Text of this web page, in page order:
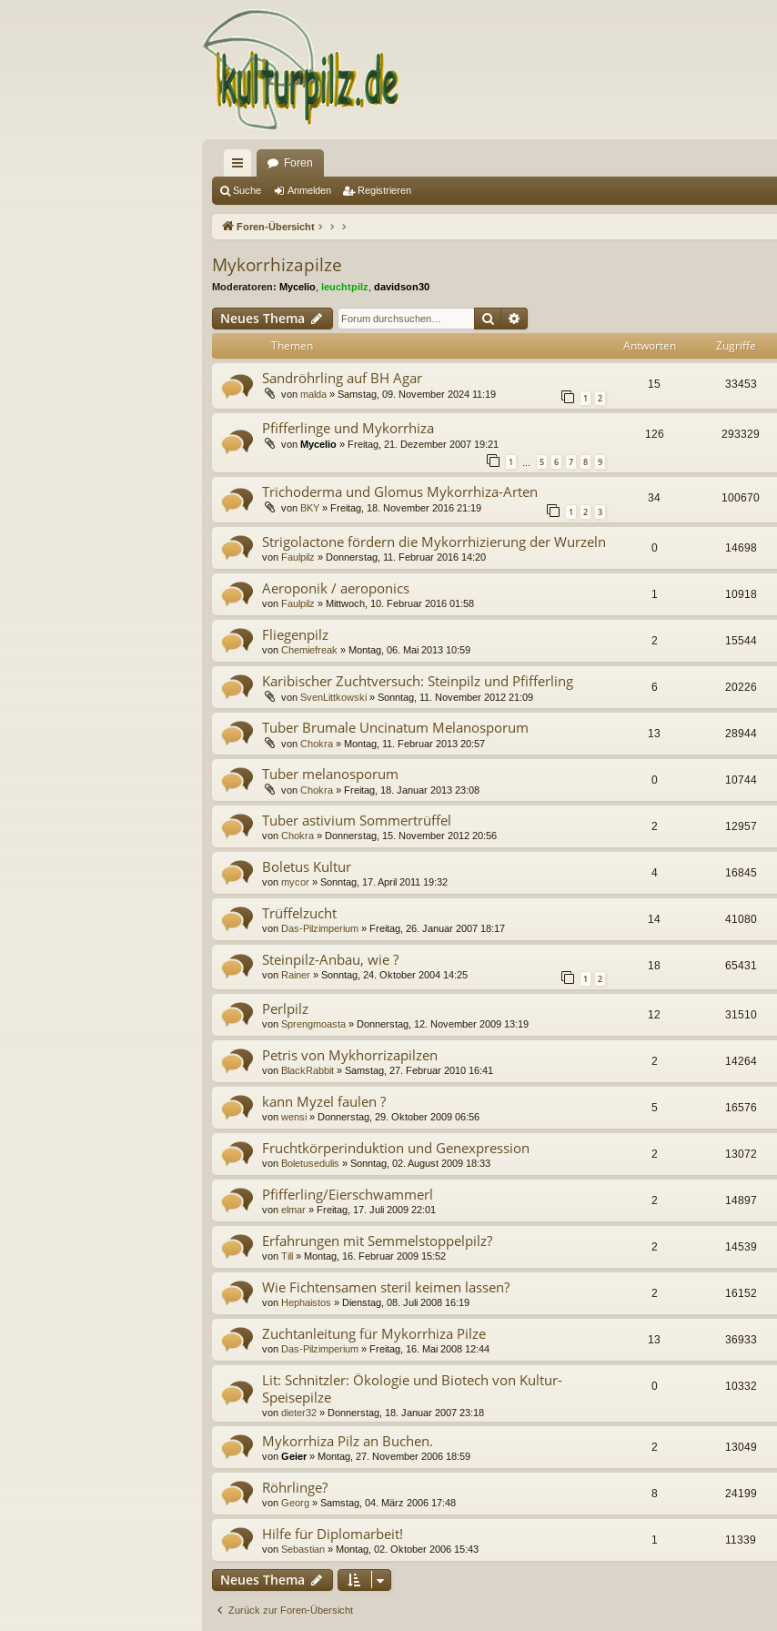
ch
ne
ug
Foren
Suche Anmelden Registrieren
Foren-Übersicht
Mykorrhizapilze
Moderatoren: Mycelio leuchtpilz davidson30
Neues Thema Suche
Themen Antworten Zugriffe
Sandröhrling auf BH Agar
von malda » Samstag, 09. November 2024 11:19 1 2
15 33453
Pfifferlinge und Mykorrhiza
von Mycelio » Freitag, 21. Dezember 2007 19:21
1 … 5 6 7 8 9
126 293329
Trichoderma und Glomus Mykorrhiza-Arten
von BKY » Freitag, 18. November 2016 21:19 1 2 3
34 100670
Strigolactone fördern die Mykorrhizierung der Wurzeln
von Faulpilz » Donnerstag, 11. Februar 2016 14:20
0 14698
Aeroponik / aeroponics
von Faulpilz » Mittwoch, 10. Februar 2016 01:58
1 10918
Fliegenpilz
von Chemiefreak » Montag, 06. Mai 2013 10:59
2 15544
Karibischer Zuchtversuch: Steinpilz und Pfifferling
von SvenLittkowski » Sonntag, 11. November 2012 21:09
6 20226
Tuber Brumale Uncinatum Melanosporum
von Chokra » Montag, 11. Februar 2013 20:57
13 28944
Tuber melanosporum
von Chokra » Freitag, 18. Januar 2013 23:08
0 10744
Tuber astivium Sommertrüffel
von Chokra » Donnerstag, 15. November 2012 20:56
2 12957
Boletus Kultur
von mycor » Sonntag, 17. April 2011 19:32
4 16845
Trüffelzucht
von Das-Pilzimperium » Freitag, 26. Januar 2007 18:17
14 41080
Steinpilz-Anbau, wie ?
von Rainer » Sonntag, 24. Oktober 2004 14:25 1 2
18 65431
Perlpilz
von Sprengmoasta » Donnerstag, 12. November 2009 13:19
12 31510
Petris von Mykhorrizapilzen
von BlackRabbit » Samstag, 27. Februar 2010 16:41
2 14264
kann Myzel faulen ?
von wensi » Donnerstag, 29. Oktober 2009 06:56
5 16576
Fruchtkörperinduktion und Genexpression
von Boletusedulis » Sonntag, 02. August 2009 18:33
2 13072
Pfifferling/Eierschwammerl
von elmar » Freitag, 17. Juli 2009 22:01
2 14897
Erfahrungen mit Semmelstoppelpilz?
von Till » Montag, 16. Februar 2009 15:52
2 14539
Wie Fichtensamen steril keimen lassen?
von Hephaistos » Dienstag, 08. Juli 2008 16:19
2 16152
Zuchtanleitung für Mykorrhiza Pilze
von Das-Pilzimperium » Freitag, 16. Mai 2008 12:44
13 36933
Lit: Schnitzler: Ökologie und Biotech von Kultur-
Speisepilze
von dieter32 » Donnerstag, 18. Januar 2007 23:18
0 10332
Mykorrhiza Pilz an Buchen.
von Geier» Montag, 27. November 2006 18:59
2 13049
Röhrlinge?
von Georg » Samstag, 04. März 2006 17:48
8 24199
Hilfe für Diplomarbeit!
von Sebastian » Montag, 02. Oktober 2006 15:43
1 11339
Neues Thema
Zurück zur Foren-Übersicht